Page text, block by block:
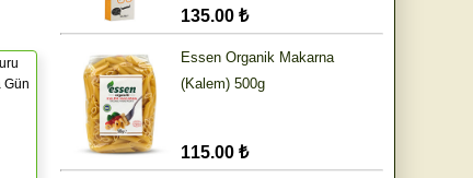
Gün
135.00 ₺
Essen Organik Makarna
(Kalem) 500g
115.00 ₺